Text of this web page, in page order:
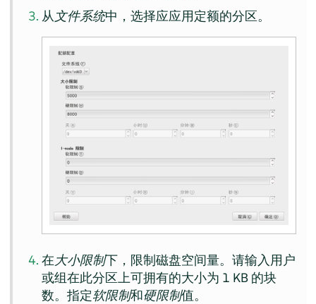
从文件系统中，选择应应用定额的分区。
在大小限制下，限制磁盘空间量。请输入用户
或组在此分区上可拥有的大小为 1 KB 的块
数。指定软限制和硬限制值。